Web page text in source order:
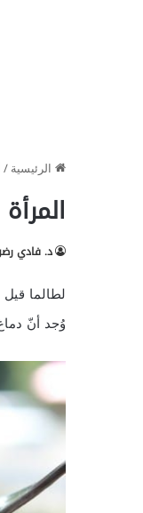
الرئيسية/
د. فادي
لطالما
وُجد أنّ